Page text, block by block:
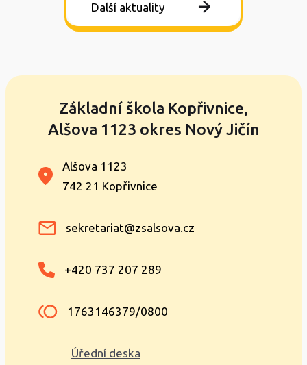
Další aktuality
Základní škola Kopřivnice,
Alšova 1123 okres Nový Jičín
Alšova 1123
742 21 Kopřivnice
sekretariat@zsalsova.cz
+420 737 207 289
1763146379/0800
Úřední deska